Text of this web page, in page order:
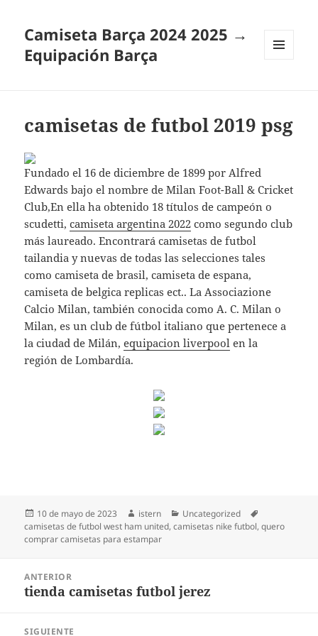
Camiseta Barça 2024 2025 →
Equipación Barça
camisetas de futbol 2019 psg
Fundado el 16 de diciembre de 1899 por Alfred
Edwards bajo el nombre de Milan Foot-Ball & Cricket
Club,En ella ha obtenido 18 títulos de campeón o
scudetti,camiseta argentina 2022 como segundo club
más laureado. Encontrará camisetas de futbol
tailandia y nuevas de todas las selecciones tales
como camiseta de brasil, camiseta de espana,
camiseta de belgica replicas ect.. La Associazione
Calcio Milan, también conocida como A. C. Milan o
Milan, es un club de fútbol italiano que pertenece a
la ciudad de Milán,equipacion liverpool en la
región de Lombardía.
Publicado
el
10 de mayo de 2023 Autor
istern Categorías
Uncategorized
camisetas de futbol west ham united,camisetas nike futbol,quero
comprar camisetas para estampar
entradas
ANTERIOR
Entrada
tienda camisetas futbol jerez
SIGUIENTE